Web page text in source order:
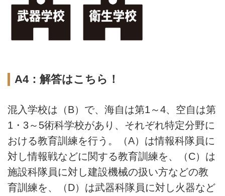
A4：解答はこちら！
混入学校は（B）で、海自は第1～4、空自は第
1・3～5術科学校があり、それぞれ特定分野に
おける教育訓練を行う。（A）は情報科隊員に
対し情報戦などに関する教育訓練を、（C）は
施設科隊員に対し建設機械の扱い方などの教
育訓練を、（D）は武器科隊員に対し火器など